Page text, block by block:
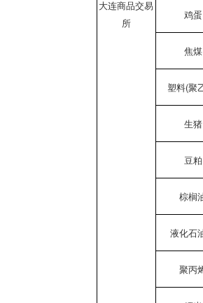
大连商品交易
所
鸡蛋
焦煤
塑料(聚
生猪
豆粕
棕榈
液化石
聚丙